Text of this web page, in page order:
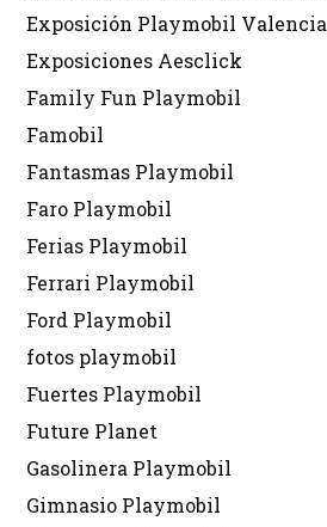
Exposición Playmobil Valencia
Exposiciones Aesclick
Family Fun Playmobil
Famobil
Fantasmas Playmobil
Faro Playmobil
Ferias Playmobil
Ferrari Playmobil
Ford Playmobil
fotos playmobil
Fuertes Playmobil
Future Planet
Gasolinera Playmobil
Gimnasio Playmobil